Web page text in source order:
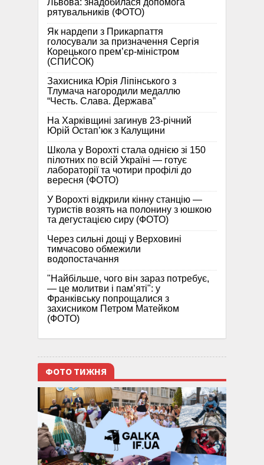
рятувальників (ФОТО)
Як нардепи з Прикарпаття
голосували за призначення Сергія
Корецького прем’єр-міністром
(СПИСОК)
Захисника Юрія Ліпінського з
Тлумача нагородили медаллю
“Честь. Слава. Держава”
На Харківщині загинув 23-річний
Юрій Остап’юк з Калущини
Школа у Ворохті стала однією зі 150
пілотних по всій Україні — готує
лабораторії та чотири профілі до
вересня (ФОТО)
У Ворохті відкрили кінну станцію —
туристів возять на полонину з юшкою
та дегустацією сиру (ФОТО)
Через сильні дощі у Верховині
тимчасово обмежили
водопостачання
"Найбільше, чого він зараз потребує,
— це молитви і пам’яті": у
Франківську попрощалися з
захисником Петром Матейком
(ФОТО)
ФОТО ТИЖНЯ